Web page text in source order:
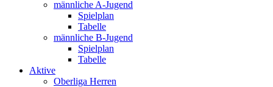
männliche A-Jugend
Spielplan
Tabelle
männliche B-Jugend
Spielplan
Tabelle
Aktive
Oberliga Herren